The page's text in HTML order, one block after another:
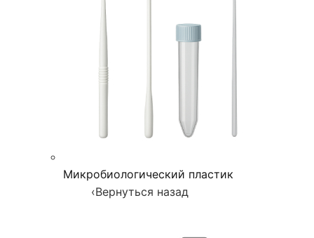
Микробиологический пластик
‹Вернуться назад